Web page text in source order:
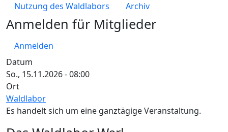
Datum
So., 15.11.2026 - 08:00
Ort
Waldlabor
Es handelt sich um eine ganztägige Veranstaltung.
Nutzung des Waldlabors
Archiv
Anmelden für Mitglieder
Anmelden